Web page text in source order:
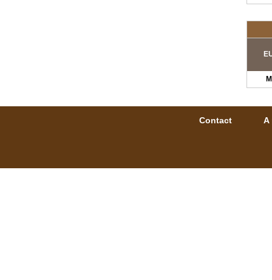
Contact A